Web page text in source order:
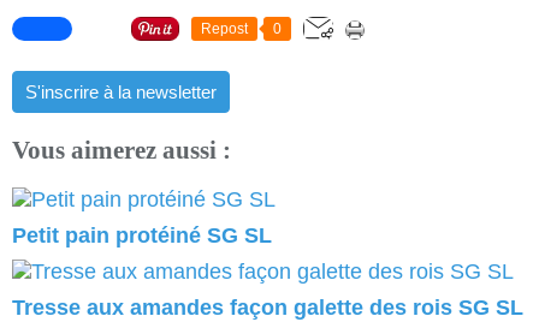
Repost 0
S'inscrire à la newsletter
Vous aimerez aussi :
Petit pain protéiné SG SL
Tresse aux amandes façon galette des rois SG SL